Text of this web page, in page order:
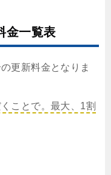
金一覧表
更新料金となりま
ことで。最大、1割